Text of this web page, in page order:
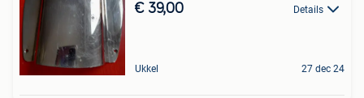
€ 39,00 Details
Ukkel 27 dec 24